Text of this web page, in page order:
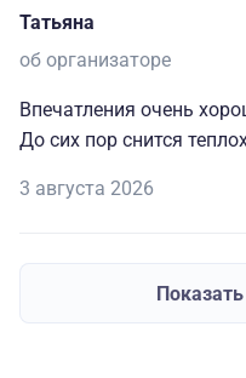
Татьяна
об организаторе
Впечатления очень
До сих пор снится
3 августа 2026